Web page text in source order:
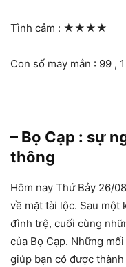
Tình cảm : ★★★★
Con số may mắn : 99 ,
– Bọ Cạp : sự
thông
Hôm nay Thứ Bảy 26/
về mặt tài lộc. Sau một
đình trệ, cuối cùng
của Bọ Cạp. Những
giúp bạn có được